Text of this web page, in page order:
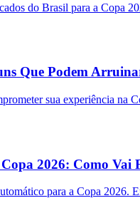
do Brasil para a Copa
Que Podem
sua experiência na
2026: Como Vai
para a Copa 2026.